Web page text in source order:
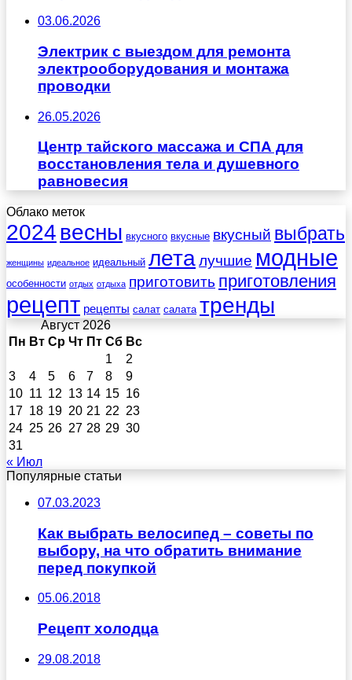
03.06.2026
Электрик с выездом для ремонта
электрооборудования и монтажа
проводки
26.05.2026
Центр тайского массажа и СПА для
восстановления тела и душевного
равновесия
Облако меток
2024 весны вкусного вкусные вкусный выбрать
женщины идеальное идеальный леталучшие модные
особенности отдых отдыха приготовить приготовления
рецепт рецепты салат салата тренды
Август 2026
Пн Вт Ср Чт Пт Сб Вс
1
2
3
4 5 6 7 8
9
10 11 12 13 14 15 16
17 18 19 20 21 22 23
24 25 26 27 28 29 30
31
« Июл
Популярные статьи
07.03.2023
Как выбрать велосипед – советы по
выбору, на что обратить внимание
перед покупкой
05.06.2018
Рецепт холодца
29.08.2018